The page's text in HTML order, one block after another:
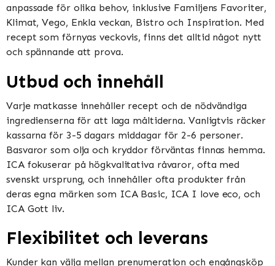
anpassade för olika behov, inklusive Familjens Favoriter,
Klimat, Vego, Enkla veckan, Bistro och Inspiration​​​​. Med
recept som förnyas veckovis, finns det alltid något nytt
och spännande att prova​​.
Utbud och innehåll
Varje matkasse innehåller recept och de nödvändiga
ingredienserna för att laga måltiderna. Vanligtvis räcker
kassarna för 3-5 dagars middagar för 2-6 personer.
Basvaror som olja och kryddor förväntas finnas hemma​​.
ICA fokuserar på högkvalitativa råvaror, ofta med
svenskt ursprung, och innehåller ofta produkter från
deras egna märken som ICA Basic, ICA I love eco, och
ICA Gott liv​​.
Flexibilitet och leverans
Kunder kan välja mellan prenumeration och engångsköp